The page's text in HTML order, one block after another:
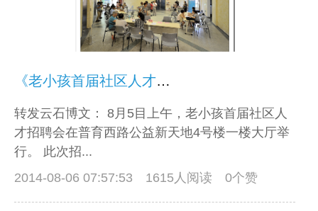
《老小孩首届社区人才招聘会圆满结束》
转发云石博文： 8月5目上午，老小孩首届社区人
才招聘会在普育西路公益新天地4号楼一楼大厅举
行。 此次招...
2014-08-06 07:57:53
1615人阅读 0个赞